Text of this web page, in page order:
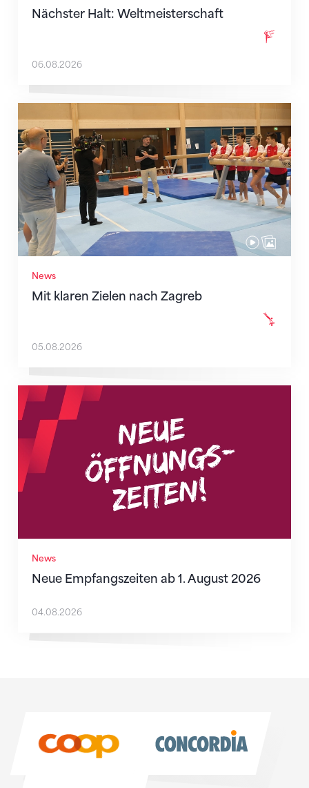
Nächster Halt: Weltmeisterschaft
06.08.2026
News
Mit klaren Zielen nach Zagreb
Mit klaren Zielen nach Zagreb
05.08.2026
News
Neue Empfangszeiten ab 1. August 2026
Neue Empfangszeiten ab 1. August 2026
04.08.2026